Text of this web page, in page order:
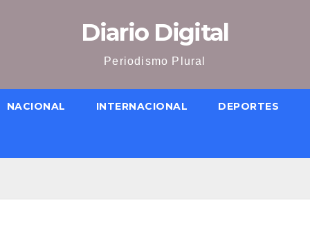
Diario Digital
Periodismo Plural
NACIONAL INTERNACIONAL DEPORTES